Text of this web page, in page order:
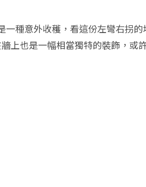
種意外收穫，看這份左彎右拐
上也是一幅相當獨特的裝飾，或